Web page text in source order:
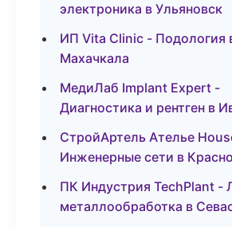
электроника в Ульяновск
ИП Vita Clinic - Подология
Махачкала
МедиЛаб Implant Expert -
Диагностика и рентген в
СтройАртель Ателье
Инженерные сети в
ПК Индустрия TechPlant -
металлообработка в